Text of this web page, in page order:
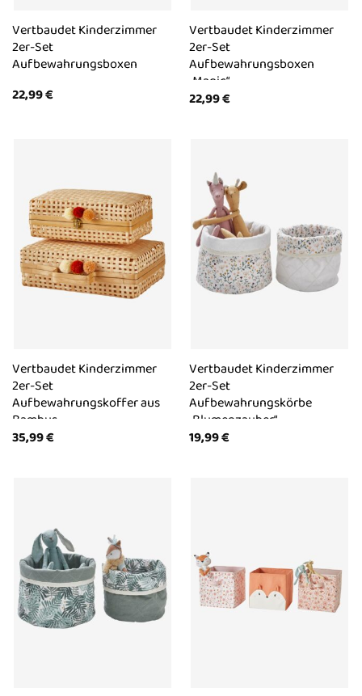
Vertbaudet Kinderzimmer
2er-Set
Aufbewahrungsboxen
22,99€
Vertbaudet Kinderzimmer
2er-Set
Aufbewahrungsboxen
„Magic“
22,99€
Vertbaudet Kinderzimmer
2er-Set
Aufbewahrungskoffer aus
Bambus
35,99€
Vertbaudet Kinderzimmer
2er-Set
Aufbewahrungskörbe
„Blumenzauber“
19,99€